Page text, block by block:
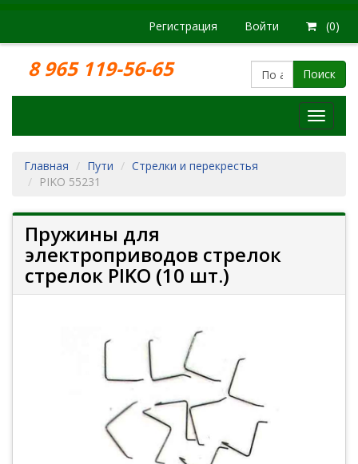
Регистрация Войти (0)
8 965 119-56-65 Поиск
Модели
Главная
Пути
Стрелки и перекрестья
PIKO 55231
Пружины для
электроприводов стрелок
стрелок PIKO (10 шт.)